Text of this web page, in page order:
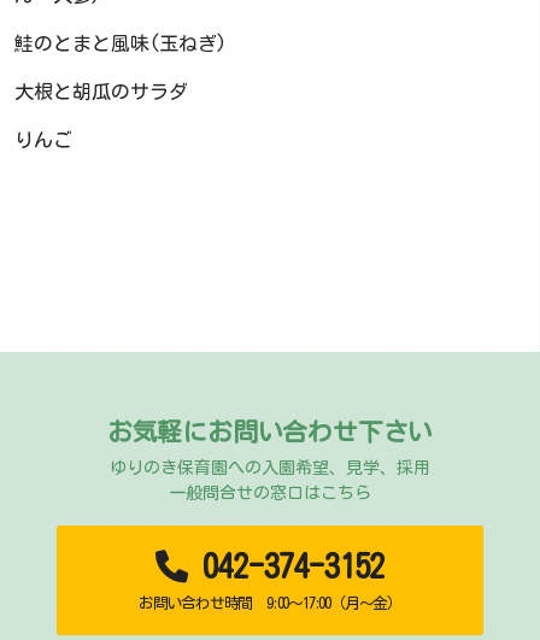
鮭のとまと風味(玉ねぎ)
大根と胡瓜のサラダ
りんご
お気軽にお問い合わせ下さい
ゆりのき保育園への入園希望、見学、採用
一般問合せの窓口はこちら
042-374-3152
お問い合わせ時間 9:00～17:00（月～金）